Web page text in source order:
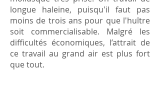
longue haleine, puisqu'il faut pas
moins de trois ans pour que l'huître
soit commercialisable. Malgré les
difficultés économiques, l’attrait de
ce travail au grand air est plus fort
que tout.